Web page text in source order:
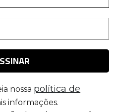
nossa política de
informações.